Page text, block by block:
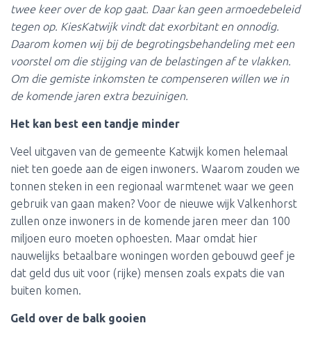
twee keer over de kop gaat. Daar kan geen armoedebeleid
tegen op. KiesKatwijk vindt dat exorbitant en onnodig.
Daarom komen wij bij de begrotingsbehandeling met een
voorstel om die stijging van de belastingen af te vlakken.
Om die gemiste inkomsten te compenseren willen we in
de komende jaren extra bezuinigen.
Het kan best een tandje minder
Veel uitgaven van de gemeente Katwijk komen helemaal
niet ten goede aan de eigen inwoners. Waarom zouden we
tonnen steken in een regionaal warmtenet waar we geen
gebruik van gaan maken? Voor de nieuwe wijk Valkenhorst
zullen onze inwoners in de komende jaren meer dan 100
miljoen euro moeten ophoesten. Maar omdat hier
nauwelijks betaalbare woningen worden gebouwd geef je
dat geld dus uit voor (rijke) mensen zoals expats die van
buiten komen.
Geld over de balk gooien